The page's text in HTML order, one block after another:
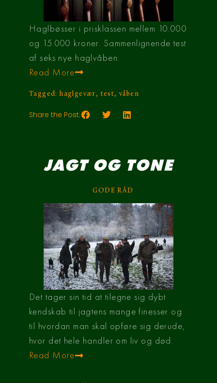
Haglbøsser i prisklassen mellem 10.000
og 15.000 kroner. Sammenlignende test
af seks nye haglvåben.
Read More
Tagged:haglgevær , test,våben
Share the Post:
JAGT OG TONE
GODE RÅD
Det tager sin tid at tilegne sig dybt
kendskab til jagtens mange finesser og
til hvordan man skal opføre sig derude,
hvor det hele handler om liv og død.
Read More